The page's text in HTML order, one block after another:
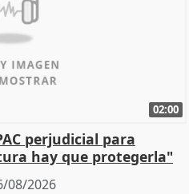
02:00
perjudicial para
hay que protegerla"
08/2026